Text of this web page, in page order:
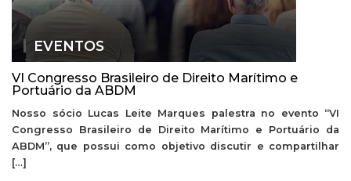
EVENTOS
VI Congresso Brasileiro de Direito Marítimo e
Portuário da ABDM
Nosso sócio Lucas Leite Marques palestra no evento “VI
Congresso Brasileiro de Direito Marítimo e Portuário da
ABDM”, que possui como objetivo discutir e compartilhar
[…]